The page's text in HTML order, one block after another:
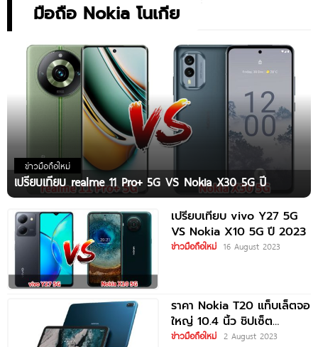
มือถือ Nokia โนเกีย
ข่าวมือถือใหม่
เปรียบเทียบ realme 11 Pro+ 5G VS Nokia X30 5G ปี
เปรียบเทียบ vivo Y27 5G
VS Nokia X10 5G ปี 2023
ข่าวมือถือใหม่ 16 August 2023
ราคา Nokia T20 แท็บเล็ตจอ
ใหญ่ 10.4 นิ้ว ชิปเซ็ต
Unisoc T610 แบตอึด
ข่าวมือถือใหม่ 2 August 2023